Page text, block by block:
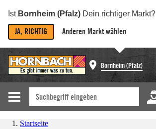
Ist Bornheim (Pfalz) Dein richtiger Markt?
JA, RICHTIG Anderen Markt wählen
Bornheim (Pfalz)
Startseite